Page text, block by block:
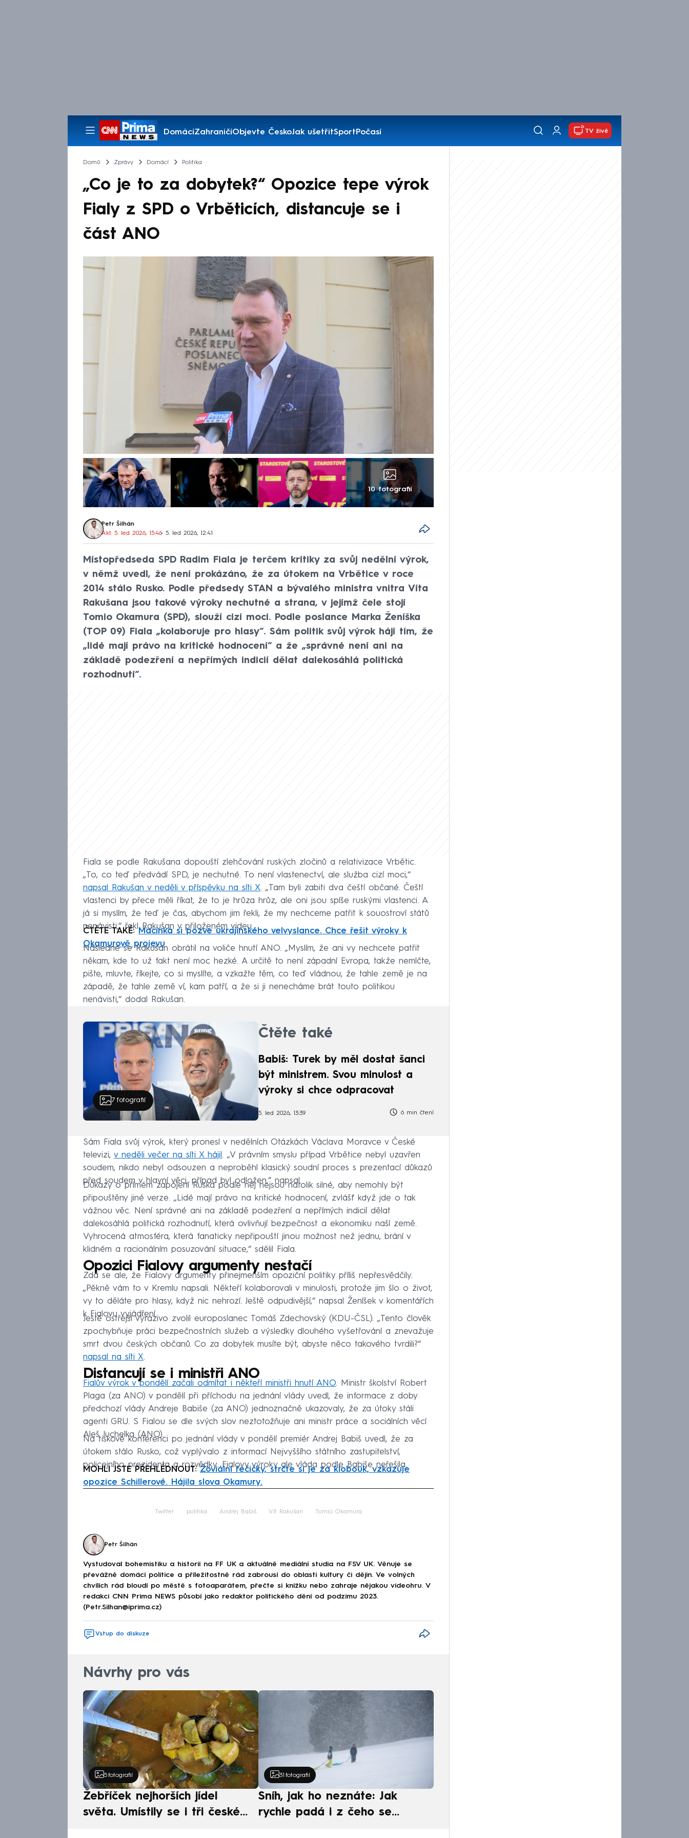
DomácíZahraničíObjevte ČeskoJak ušetřitSportPočasí
Pořady
TV živě
Domů Zprávy Domácí Politika
„Co je to za dobytek?“ Opozice tepe výrok
Fialy z SPD o Vrběticích, distancuje se i
část ANO
10 fotografií
Petr Šilhán
Akt. 5. led 2026, 15:46• 5. led 2026, 12:41
Místopředseda SPD Radim Fiala je terčem kritiky za svůj nedělní výrok,
v němž uvedl, že není prokázáno, že za útokem na Vrbětice v roce
2014 stálo Rusko. Podle předsedy STAN a bývalého ministra vnitra Víta
Rakušana jsou takové výroky nechutné a strana, v jejímž čele stojí
Tomio Okamura (SPD), slouží cizí moci. Podle poslance Marka Ženíška
(TOP 09) Fiala „kolaboruje pro hlasy“. Sám politik svůj výrok hájí tím, že
„lidé mají právo na kritické hodnocení“ a že „správné není ani na
základě podezření a nepřímých indicií dělat dalekosáhlá politická
rozhodnutí“.
Fiala se podle Rakušana dopouští zlehčování ruských zločinů a relativizace Vrbětic.
„To, co teď předvádí SPD, je nechutné. To není vlastenectví, ale služba cizí moci,“
napsal Rakušan v neděli v příspěvku na síti X. „Tam byli zabiti dva čeští občané. Čeští
vlastenci by přece měli říkat, že to je hrůza hrůz, ale oni jsou spíše ruskými vlastenci. A
já si myslím, že teď je čas, abychom jim řekli, že my nechceme patřit k souostroví států
nenávisti,“ řekl Rakušan v přiloženém videu.
ČTĚTE TAKÉ: Macinka si pozve ukrajinského velvyslance. Chce řešit výroky k
Okamurově projevu
Následně se Rakušan obrátil na voliče hnutí ANO. „Myslím, že ani vy nechcete patřit
někam, kde to už fakt není moc hezké. A určitě to není západní Evropa, takže nemlčte,
pište, mluvte, říkejte, co si myslíte, a vzkažte těm, co teď vládnou, že tahle země je na
západě, že tahle země ví, kam patří, a že si ji nenecháme brát touto politikou
nenávisti,“ dodal Rakušan.
7 fotografií
Čtěte také
Babiš: Turek by měl dostat šanci
být ministrem. Svou minulost a
výroky si chce odpracovat
5. led 2026, 13:39 6 min čtení
Sám Fiala svůj výrok, který pronesl v nedělních Otázkách Václava Moravce v České
televizi, v neděli večer na síti X hájil . „V právním smyslu případ Vrbětice nebyl uzavřen
soudem, nikdo nebyl odsouzen a neproběhl klasický soudní proces s prezentací důkazů
před soudem v hlavní věci, případ byl odložen,“ napsal.
Důkazy o přímém zapojení Ruska podle něj nejsou natolik silné, aby nemohly být
připouštěny jiné verze. „Lidé mají právo na kritické hodnocení, zvlášť když jde o tak
vážnou věc. Není správné ani na základě podezření a nepřímých indicií dělat
dalekosáhlá politická rozhodnutí, která ovlivňují bezpečnost a ekonomiku naší země.
Vyhrocená atmosféra, která fanaticky nepřipouští jinou možnost než jednu, brání v
klidném a racionálním posuzování situace,“ sdělil Fiala.
Opozici Fialovy argumenty nestačí
Zdá se ale, že Fialovy argumenty přinejmenším opoziční politiky příliš nepřesvědčily.
„Pěkně vám to v Kremlu napsali. Někteří kolaborovali v minulosti, protože jim šlo o život,
vy to děláte pro hlasy, když nic nehrozí. Ještě odpudivější,“ napsal Ženíšek v komentářích
k Fialovu vyjádření.
Ještě ostřejší výrazivo zvolil europoslanec Tomáš Zdechovský (KDU-ČSL). „Tento člověk
zpochybňuje práci bezpečnostních služeb a výsledky dlouhého vyšetřování a znevažuje
smrt dvou českých občanů. Co za dobytek musíte být, abyste něco takového tvrdili?“
napsal na síti X.
Distancují se i ministři ANO
Fialův výrok v pondělí začali odmítat i někteří ministři hnutí ANO. Ministr školství Robert
Plaga (za ANO) v pondělí při příchodu na jednání vlády uvedl, že informace z doby
předchozí vlády Andreje Babiše (za ANO) jednoznačně ukazovaly, že za útoky stáli
agenti GRU. S Fialou se dle svých slov neztotožňuje ani ministr práce a sociálních věcí
Aleš Juchelka (ANO).
Na tiskové konferenci po jednání vlády v pondělí premiér Andrej Babiš uvedl, že za
útokem stálo Rusko, což vyplývalo z informací Nejvyššího státního zastupitelství,
policejního prezidenta a rozvědky. Fialovy výroky ale vláda podle Babiše neřešila.
MOHLI JSTE PŘEHLÉDNOUT:Žoviální řečičky, strčte si je za klobouk, vzkazuje
opozice Schillerové. Hájila slova Okamury.
Twitter politika Andrej Babiš Vít Rakušan Tomio Okamura
Petr Šilhán
Vystudoval bohemistiku a historii na FF UK a aktuálně mediální studia na FSV UK. Věnuje se
převážně domácí politice a příležitostně rád zabrousí do oblasti kultury či dějin. Ve volných
chvílích rád bloudí po městě s fotoaparátem, přečte si knížku nebo zahraje nějakou videohru. V
redakci CNN Prima NEWS působí jako redaktor politického dění od podzimu 2023.
(Petr.Silhan@iprima.cz)
Vstup do diskuze
Návrhy pro vás
5 fotografií
Žebříček nejhorších jídel
světa. Umístily se i tři české
31 fotografií
Sníh, jak ho neznáte: Jak
rychle padá i z čeho se